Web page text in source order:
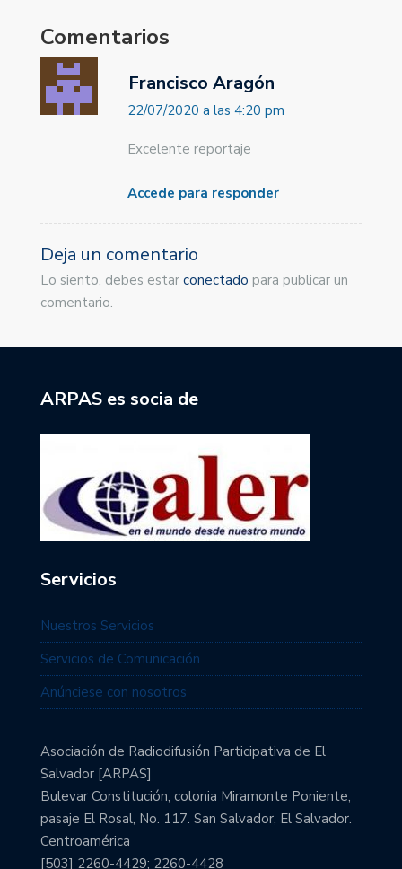
Comentarios
Francisco Aragón
22/07/2020 a las 4:20 pm
Excelente reportaje
Accede para responder
Deja un comentario
Lo siento, debes estar conectado para publicar un
comentario.
ARPAS es socia de
Servicios
Nuestros Servicios
Servicios de Comunicación
Anúnciese con nosotros
Asociación de Radiodifusión Participativa de El
Salvador [ARPAS]
Bulevar Constitución, colonia Miramonte Poniente,
pasaje El Rosal, No. 117. San Salvador, El Salvador.
Centroamérica
[503] 2260-4429; 2260-4428